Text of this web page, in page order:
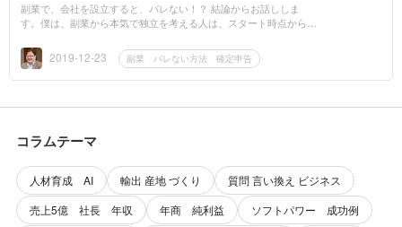
副業で、会社を設立すると、バレない！？ 結論からお話ししま
す。僕は、副業から本気で独立を考える人は、スタート時点から、
ングを受けて...
2019-12-23 副業 バレない方法 確定申告
コラムテーマ
人材育成 AI 輸出 産地 づくり
質問 言い換え ビジネス
売上5億 社長 年収
年商 純利益
ソフトパワー 成功例